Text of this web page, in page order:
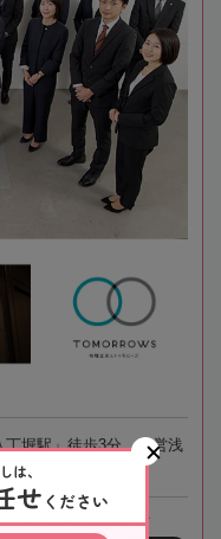
堀駅」徒歩3分、都営浅
丁堀4-3-5 京橋宝町
は、
せください